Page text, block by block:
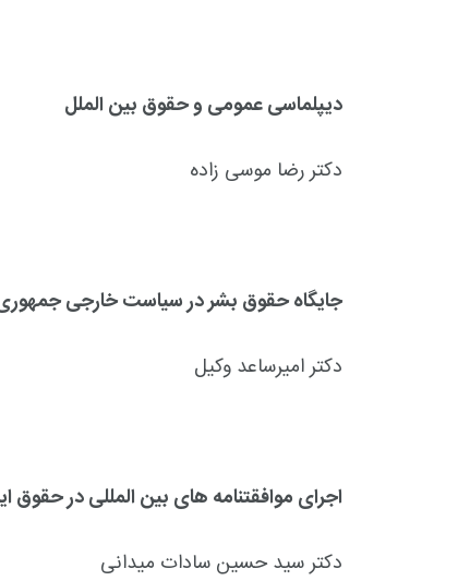
دیپلماسی عمومی و حقوق بین الملل
دکتر رضا موسی زاده
جایگاه حقوق بشر در سیاست خارجی جمهوری
دکتر امیرساعد وکیل
اجرای موافقتنامه های بین المللی در حقوق
دکتر سید حسین سادات میدانی